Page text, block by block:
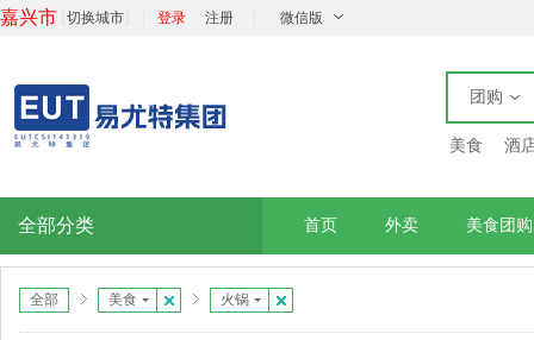
嘉兴市 切换城市 登录 注册 微信版
团购
美食 酒
全部分类 首页 外卖 美食团购
全部 美食 火锅